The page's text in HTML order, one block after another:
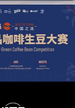
为东风奕派M8上市发布会项